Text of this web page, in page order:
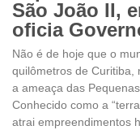
São João II,
oficia
Não é de hoje que o
quilômetros de Curitiba,
a ameaça das
Conhecido como a
atrai empreendimentos